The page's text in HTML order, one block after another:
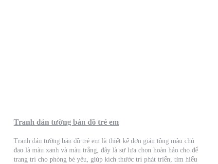
Tranh dán tường bản đồ trẻ em
Tranh dán tường bản đồ trẻ em là thiết kế đơn giản tông màu chủ
đạo là màu xanh và màu trắng, đây là sự lựa chọn hoàn hảo cho để
trang trí cho phòng bé yêu, giúp kích thước trí phát triển, tìm hiểu